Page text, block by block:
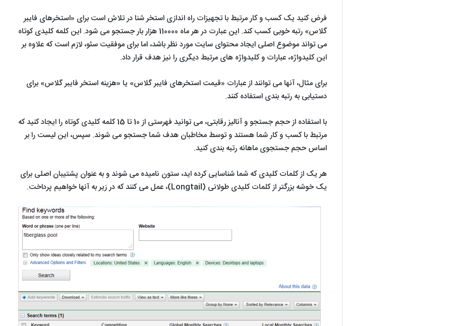
فرض کنید یک کسب و کار مرتبط با تجهیزات راه اندازی استخر شنا در تلاش است برای «استخرهای فایبر
گلاس» رتبه خوبی کسب کند. این عبارت در هر ماه 110000 هزار بار جستجو می شود. این کلمه کلیدی کوتاه
می تواند موضوع اصلی ایجاد محتوای سایت مورد نظر باشد، اما برای موفقیت سئو، لازم است که علاوه بر
این کلیدواژه، عبارات و کلیدواژه های مرتبط دیگری را نیز هدف قرار داد.
برای مثال، آنها می توانند از عبارات «قیمت استخرهای فایبر گلاس» یا «هزینه استخر فایبر گلاس» برای
دستیابی به رتبه بندی استفاده کنند.
با استفاده از حجم جستجو و آنالیز رقابتی، می توانید فهرستی از 10 تا 15 کلمه کلیدی کوتاه را ایجاد کنید که
مرتبط با کسب و کار شما هستند و توسط مخاطبان هدف شما جستجو می شوند. سپس، این لیست را بر
اساس حجم جستجوی ماهانه رتبه بندی کنید.
هر یک از کلمات کلیدی که شما شناسایی کرده اید، ستون نامیده می شوند و به عنوان پشتیبان اصلی برای
یک خوشه بزرگتر از کلمات کلیدی طولانی (Longtail)، عمل می کنند که در زیر به آنها خواهیم پرداخت.